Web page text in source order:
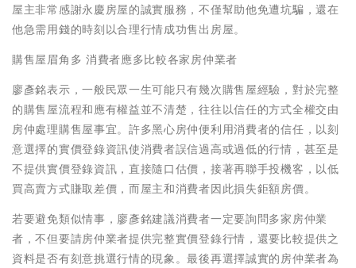
屋主非常感謝永慶房屋的誠實服務，不僅幫助他免遭坑騙，還在
他急需用錢的時刻以合理行情成功售出房屋。
購售屋眉角多 消費者應多比較各家房仲業者
廖彥銘表示，一般民眾一生可能只有幾次購售屋經驗，對於完整
的購售屋流程和應有權益並不清楚，往往以信任的方式全權交由
房仲處理購售屋事宜。許多黑心房仲便利用消費者的信任，以刻
意選擇的實價登錄資訊使消費者誤信過高或過低的行情，甚至是
不提供實價登錄資訊，直接隨口估價，接著再聯手投機客，以低
買高賣方式賺取差價，而屋主和消費者因此損失鉅額房價。
若要避免類似情事，廖彥銘建議消費者一定要詢問多家房仲業
者，不但要請房仲業者提供完整實價登錄行情，還要比較提供之
資料是否有刻意挑選行情的現象。最後再選擇誠實的房仲業者為